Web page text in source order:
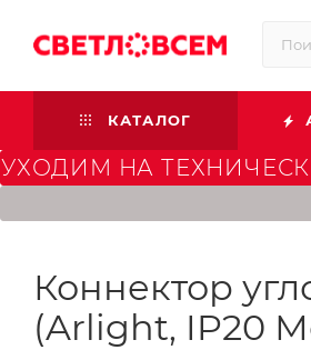
КАТАЛОГ
УХОДИМ НА
Коннектор
(Arlight, IP20